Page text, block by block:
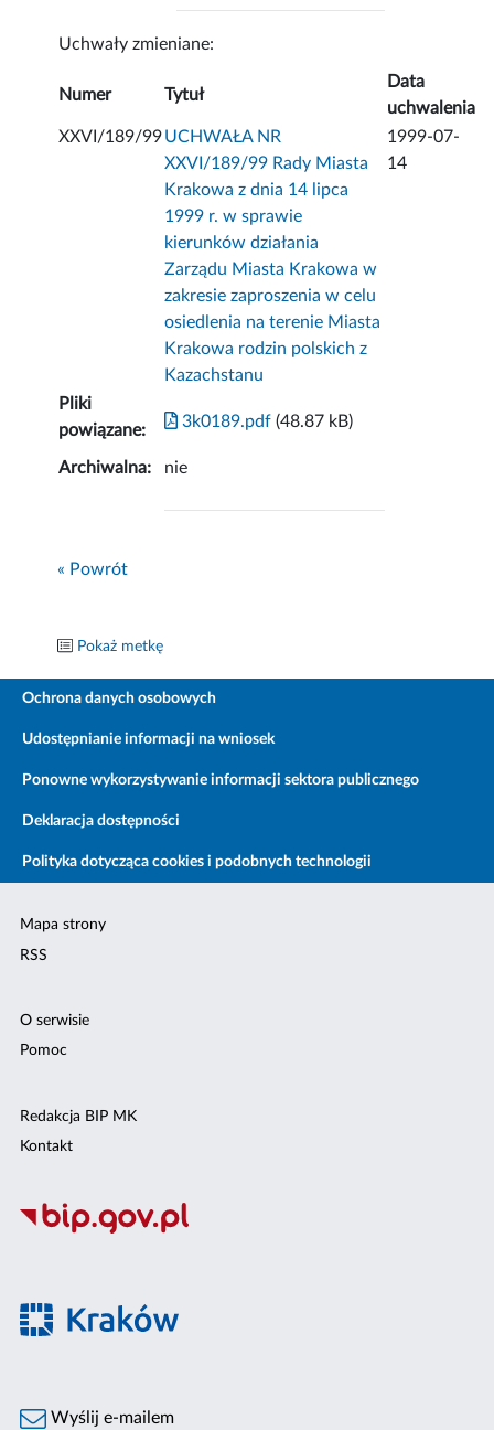
Uchwały zmieniane:
Numer Tytuł
Data
uchwalenia
XXVI/189/99UCHWAŁA NR
XXVI/189/99 Rady Miasta
Krakowa z dnia 14 lipca
1999 r. w sprawie
kierunków działania
Zarządu Miasta Krakowa w
zakresie zaproszenia w celu
osiedlenia na terenie Miasta
Krakowa rodzin polskich z
Kazachstanu
1999-07-
14
Pliki
powiązane:
3k0189.pdf (48.87 kB)
Archiwalna: nie
« Powrót
Pokaż metkę
Ochrona danych osobowych
Udostępnianie informacji na wniosek
Ponowne wykorzystywanie informacji sektora publicznego
Deklaracja dostępności
Polityka dotycząca cookies i podobnych technologii
Mapa strony
RSS
O serwisie
Pomoc
Redakcja BIP MK
Kontakt
Wyślij e-mailem